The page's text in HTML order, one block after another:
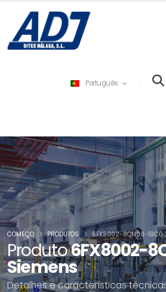
Português
Produto6FX8002-
Siemens
Detalhes e características
COMEÇO PRODUTOS 6FX8002-8QN08-1BC0